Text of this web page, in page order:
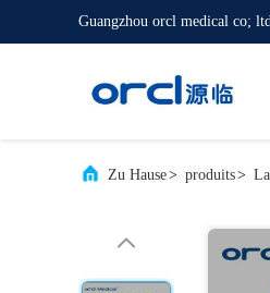
Guangzhou orcl medical co;
Zu Hause> produits>